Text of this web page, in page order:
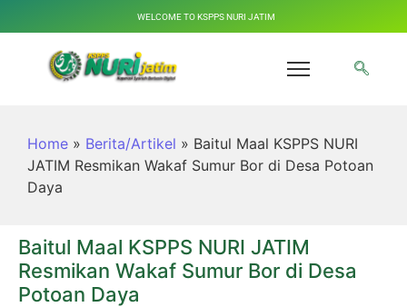
WELCOME TO KSPPS NURI JATIM
Home » Berita/Artikel » Baitul Maal KSPPS NURI
JATIM Resmikan Wakaf Sumur Bor di Desa Potoan
Daya
Baitul Maal KSPPS NURI JATIM
Resmikan Wakaf Sumur Bor di Desa
Potoan Daya